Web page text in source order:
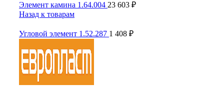
Элемент камина 1.64.004 23 603 ₽
Назад к товарам
Угловой элемент 1.52.287 1 408 ₽